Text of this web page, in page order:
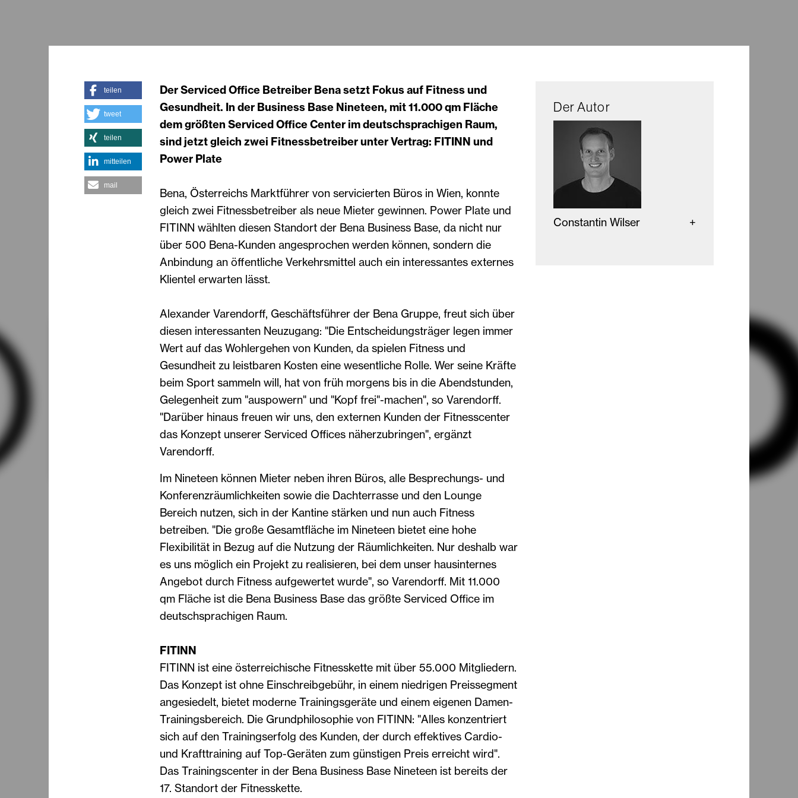
Der Serviced Office Betreiber Bena setzt Fokus auf Fitness und
Gesundheit. In der Business Base Nineteen, mit 11.000 qm Fläche
dem größten Serviced Office Center im deutschsprachigen Raum,
sind jetzt gleich zwei Fitnessbetreiber unter Vertrag: FITINN und
Power Plate
Bena, Österreichs Marktführer von servicierten Büros in Wien, konnte
gleich zwei Fitnessbetreiber als neue Mieter gewinnen. Power Plate und
FITINN wählten diesen Standort der Bena Business Base, da nicht nur
über 500 Bena-Kunden angesprochen werden können, sondern die
Anbindung an öffentliche Verkehrsmittel auch ein interessantes externes
Klientel erwarten lässt.
Alexander Varendorff, Geschäftsführer der Bena Gruppe, freut sich über
diesen interessanten Neuzugang: "Die Entscheidungsträger legen immer
Wert auf das Wohlergehen von Kunden, da spielen Fitness und
Gesundheit zu leistbaren Kosten eine wesentliche Rolle. Wer seine Kräfte
beim Sport sammeln will, hat von früh morgens bis in die Abendstunden,
Gelegenheit zum "auspowern" und "Kopf frei"-machen", so Varendorff.
"Darüber hinaus freuen wir uns, den externen Kunden der Fitnesscenter
das Konzept unserer Serviced Offices näherzubringen", ergänzt
Varendorff.
Im Nineteen können Mieter neben ihren Büros, alle Besprechungs- und
Konferenzräumlichkeiten sowie die Dachterrasse und den Lounge
Bereich nutzen, sich in der Kantine stärken und nun auch Fitness
betreiben. "Die große Gesamtfläche im Nineteen bietet eine hohe
Flexibilität in Bezug auf die Nutzung der Räumlichkeiten. Nur deshalb war
es uns möglich ein Projekt zu realisieren, bei dem unser hausinternes
Angebot durch Fitness aufgewertet wurde", so Varendorff. Mit 11.000
qm Fläche ist die Bena Business Base das größte Serviced Office im
deutschsprachigen Raum.
FITINN
FITINN ist eine österreichische Fitnesskette mit über 55.000 Mitgliedern.
Das Konzept ist ohne Einschreibgebühr, in einem niedrigen Preissegment
angesiedelt, bietet moderne Trainingsgeräte und einem eigenen Damen-
Trainingsbereich. Die Grundphilosophie von FITINN: "Alles konzentriert
sich auf den Trainingserfolg des Kunden, der durch effektives Cardio-
und Krafttraining auf Top-Geräten zum günstigen Preis erreicht wird".
Das Trainingscenter in der Bena Business Base Nineteen ist bereits der
17. Standort der Fitnesskette.
teilen
tweet
teilen
mitteilen
mail
Der Autor
Constantin Wilser